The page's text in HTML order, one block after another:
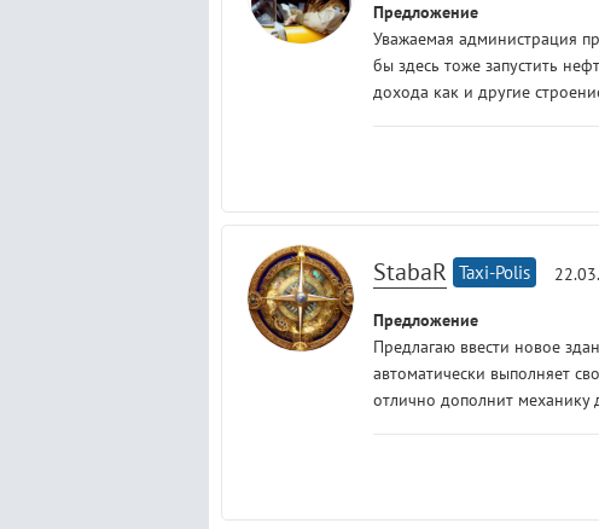
Предложение
Уважаемая администрация
бы здесь тоже запустить
дохода как и другие
StabaR Taxi-Polis
Предложение
Предлагаю ввести новое
автоматически выполняет
отлично дополнит механику